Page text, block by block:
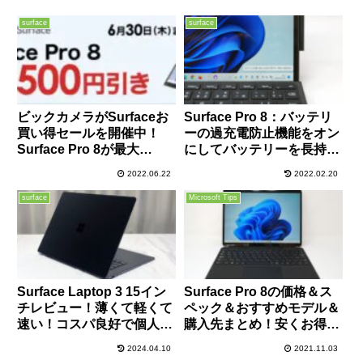
surface
ビックカメラがSurfaceお
買い得セールを開催中！
Surface Pro 8が最大
ト付与など【6/30まで】
2022.06.22
surface
Surface Pro 8：バッテリ
ーの過充電防止機能をオン
にしてバッテリーを長持ち
2022.02.20
surface
Surface Laptop 3 15イン
チレビュー！薄くて軽くて
速い！コスパ良好で個人的
2024.04.10
Microsoft Tips
Surface Pro 8の価格＆ス
ペック＆おすすめモデル＆
購入先まとめ！安くお得に
2021.11.03